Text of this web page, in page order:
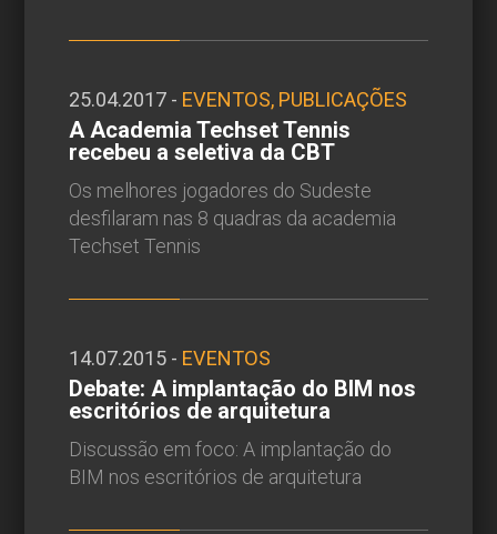
25.04.2017 - EVENTOS, PUBLICAÇÕES
A Academia Techset Tennis
recebeu a seletiva da CBT
Os melhores jogadores do Sudeste
desfilaram nas 8 quadras da academia
Techset Tennis
14.07.2015 - EVENTOS
Debate: A implantação do BIM nos
escritórios de arquitetura
Discussão em foco: A implantação do
BIM nos escritórios de arquitetura